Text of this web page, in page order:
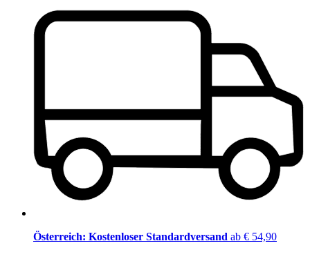
Österreich: Kostenloser Standardversand ab € 54,90